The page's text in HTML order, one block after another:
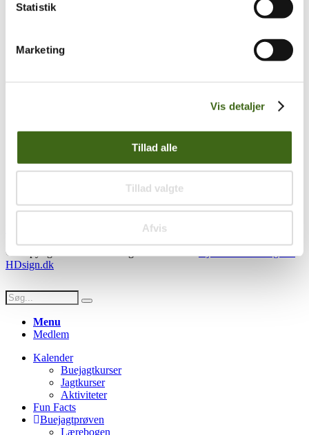
Statistik
Marketing
Vis detaljer
Tillad alle
Tillad valgte
Afvis
Vedtægter
Om brug af siden
Privatlivspolitik
Persondatapolitik
Social
Youtube
© Copyright FADB - All Rights Reserved -
HDsign.dk
Menu
Medlem
Kalender
Buejagtkurser
Jagtkurser
Aktiviteter
Fun Facts
Buejagtprøven
Lærebogen